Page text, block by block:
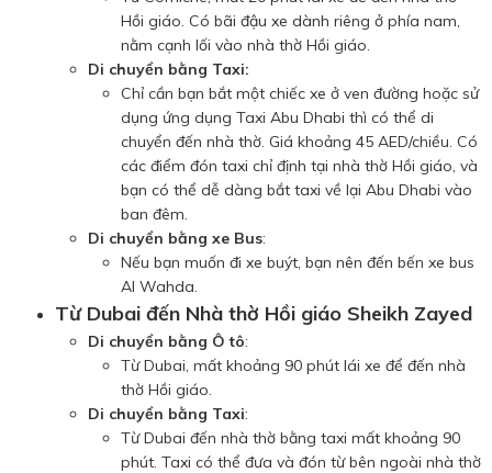
Hồi giáo. Có bãi đậu xe dành riêng ở phía nam,
nằm cạnh lối vào nhà thờ Hồi giáo.
Di chuyển bằng Taxi:
Chỉ cần bạn bắt một chiếc xe ở ven đường hoặc sử
dụng ứng dụng Taxi Abu Dhabi thì có thể di
chuyển đến nhà thờ. Giá khoảng 45 AED/chiều. Có
các điểm đón taxi chỉ định tại nhà thờ Hồi giáo, và
bạn có thể dễ dàng bắt taxi về lại Abu Dhabi vào
ban đêm.
Di chuyển bằng xe Bus:
Nếu bạn muốn đi xe buýt, bạn nên đến bến xe bus
Al Wahda.
Từ Dubai đến Nhà thờ Hồi giáo Sheikh Zayed
Di chuyển bằng Ô tô:
Từ Dubai, mất khoảng 90 phút lái xe để đến nhà
thờ Hồi giáo.
Di chuyển bằng Taxi:
Từ Dubai đến nhà thờ bằng taxi mất khoảng 90
phút. Taxi có thể đưa và đón từ bên ngoài nhà thờ